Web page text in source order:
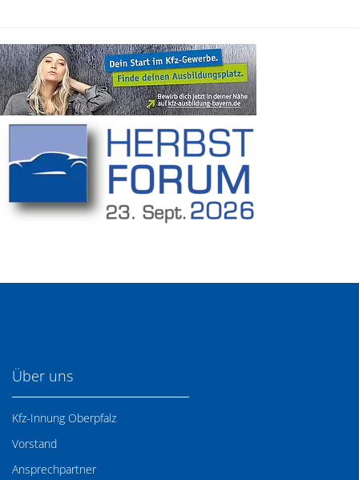
Über uns
Kfz-Innung Oberpfalz
Vorstand
Ansprechpartner